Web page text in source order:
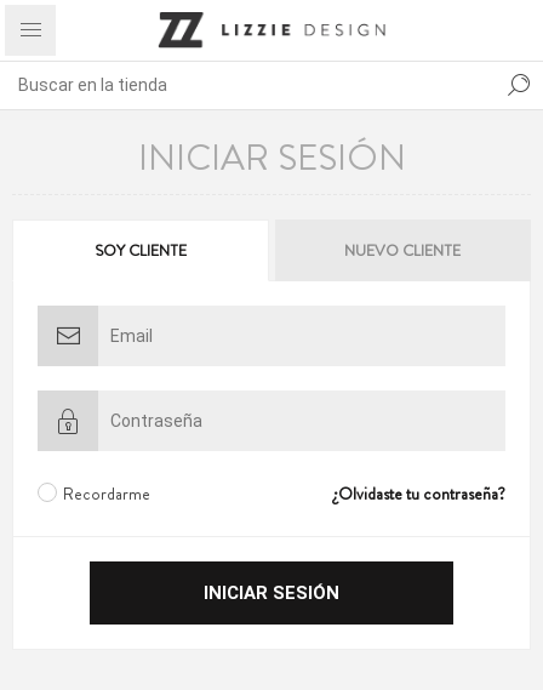
INICIAR SESIÓN
SOY CLIENTE NUEVO CLIENTE
Recordarme ¿Olvidaste tu contraseña?